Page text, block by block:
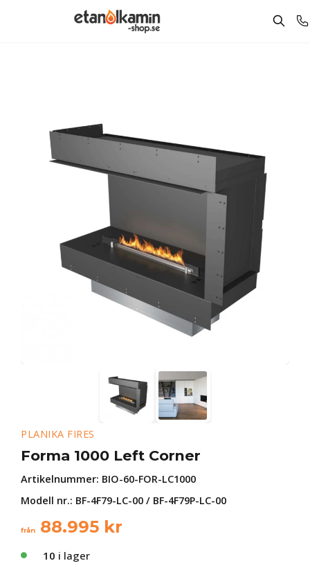
PLANIKA FIRES
Forma 1000 Left Corner
Artikelnummer: BIO-60-FOR-LC1000
Modell nr.: BF-4F79-LC-00 / BF-4F79P-LC-00
från 88.995 kr
10 i lager